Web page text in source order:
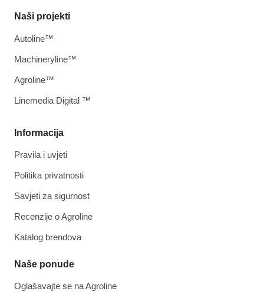
Informacija
Pravila i uvjeti
Politika privatnosti
Savjeti za sigurnost
Recenzije o Agroline
Katalog brendova
Naše ponude
Oglašavajte se na Agroline
Naši projekti
Autoline™
Machineryline™
Agroline™
Linemedia Digital ™